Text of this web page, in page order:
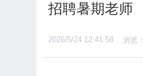
招聘暑期老师
2026/5/24 12:41:58 浏览